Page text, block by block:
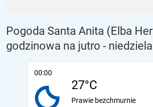
Pogoda Santa Anita (Elba
godzinowa na jutro -
00:00
27°C
Prawie bezchmurnie